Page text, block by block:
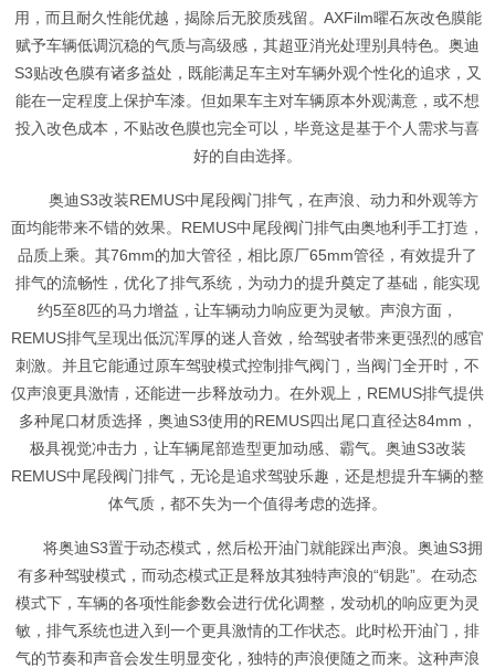
用，而且耐久性能优越，揭除后无胶质残留。AXFilm曜石灰改色膜能
赋予车辆低调沉稳的气质与高级感，其超亚消光处理别具特色。奥迪
S3贴改色膜有诸多益处，既能满足车主对车辆外观个性化的追求，又
能在一定程度上保护车漆。但如果车主对车辆原本外观满意，或不想
投入改色成本，不贴改色膜也完全可以，毕竟这是基于个人需求与喜
好的自由选择。
奥迪S3改装REMUS中尾段阀门排气，在声浪、动力和外观等方
面均能带来不错的效果。REMUS中尾段阀门排气由奥地利手工打造，
品质上乘。其76mm的加大管径，相比原厂65mm管径，有效提升了
排气的流畅性，优化了排气系统，为动力的提升奠定了基础，能实现
约5至8匹的马力增益，让车辆动力响应更为灵敏。声浪方面，
REMUS排气呈现出低沉浑厚的迷人音效，给驾驶者带来更强烈的感官
刺激。并且它能通过原车驾驶模式控制排气阀门，当阀门全开时，不
仅声浪更具激情，还能进一步释放动力。在外观上，REMUS排气提供
多种尾口材质选择，奥迪S3使用的REMUS四出尾口直径达84mm，
极具视觉冲击力，让车辆尾部造型更加动感、霸气。奥迪S3改装
REMUS中尾段阀门排气，无论是追求驾驶乐趣，还是想提升车辆的整
体气质，都不失为一个值得考虑的选择。
将奥迪S3置于动态模式，然后松开油门就能踩出声浪。奥迪S3拥
有多种驾驶模式，而动态模式正是释放其独特声浪的“钥匙”。在动态
模式下，车辆的各项性能参数会进行优化调整，发动机的响应更为灵
敏，排气系统也进入到一个更具激情的工作状态。此时松开油门，排
气的节奏和声音会发生明显变化，独特的声浪便随之而来。这种声浪